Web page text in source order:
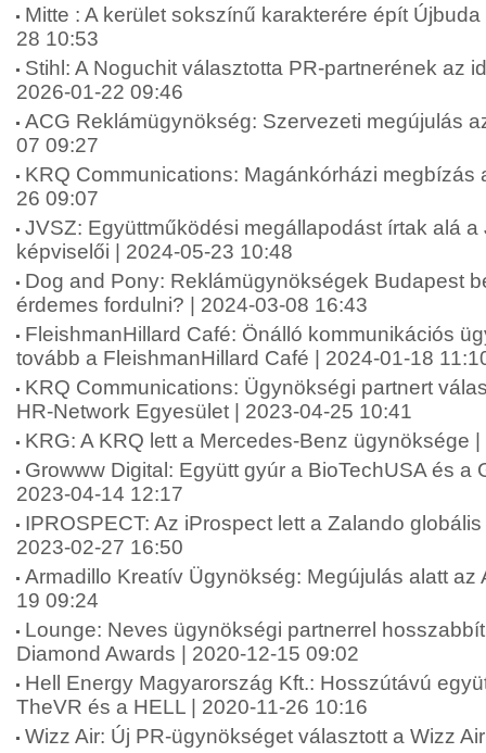
Mitte : A kerület sokszínű karakterére épít
28 10:53
Stihl: A Noguchit választotta PR-partnerének az
2026-01-22 09:46
ACG Reklámügynökség: Szervezeti megújulás
07 09:27
KRQ Communications: Magánkórházi megbízás
26 09:07
JVSZ: Együttműködési megállapodást írtak alá
képviselői | 2024-05-23 10:48
Dog and Pony: Reklámügynökségek Budapest
érdemes fordulni? | 2024-03-08 16:43
FleishmanHillard Café: Önálló kommunikációs
tovább a FleishmanHillard Café | 2024-01-18
KRQ Communications: Ügynökségi partnert
HR-Network Egyesület | 2023-04-25 10:41
KRG: A KRQ lett a Mercedes-Benz ügynöksége
Growww Digital: Együtt gyúr a BioTechUSA és a
2023-04-14 12:17
IPROSPECT: Az iProspect lett a Zalando
2023-02-27 16:50
Armadillo Kreatív Ügynökség: Megújulás alatt az
19 09:24
Lounge: Neves ügynökségi partnerrel
Diamond Awards | 2020-12-15 09:02
Hell Energy Magyarország Kft.: Hosszútávú
TheVR és a HELL | 2020-11-26 10:16
Wizz Air: Új PR-ügynökséget választott a Wizz